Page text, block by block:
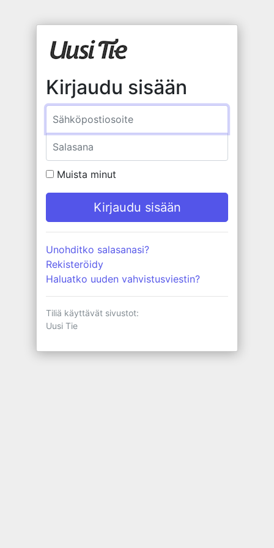
Kirjaudu sisään
Muista minut
Unohditko salasanasi?
Rekisteröidy
Haluatko uuden vahvistusviestin?
Tiliä käyttävät sivustot:
Uusi Tie